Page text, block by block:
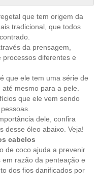
que tem origem da
tradicional, que todos
da prensagem,
diferentes e
que ele tem uma série de
mesmo para a pele.
que ele vem sendo
dele, confira
desse óleo abaixo. Veja!
cabelos
de coco ajuda a prevenir
razão da penteação e
dos fios danificados por